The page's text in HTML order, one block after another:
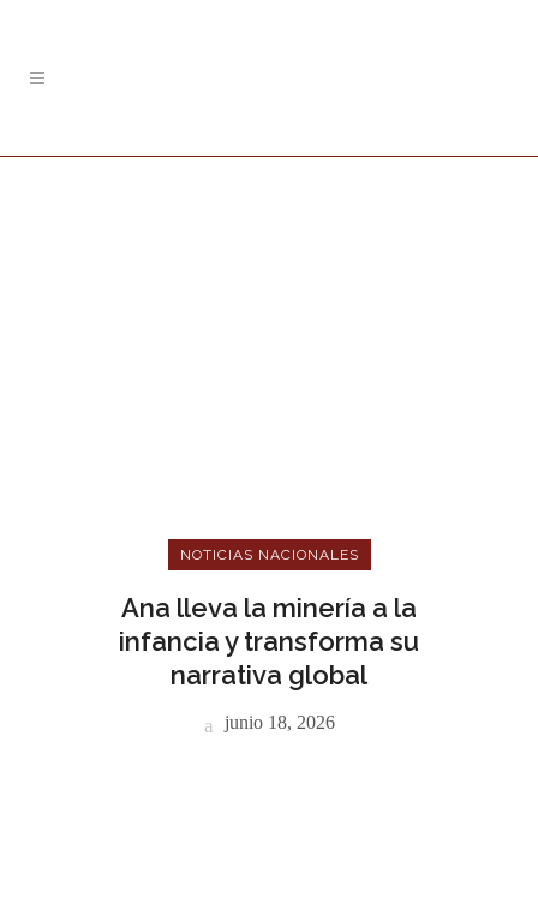
NOTICIAS NACIONALES
Ana lleva la minería a la
infancia y transforma su
narrativa global
junio 18, 2026